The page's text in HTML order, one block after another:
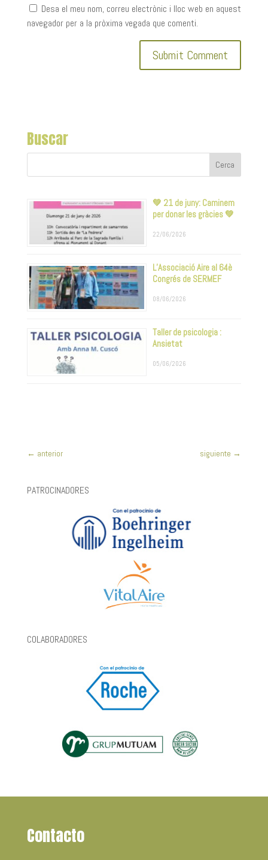
Desa el meu nom, correu electrònic i lloc web en aquest
navegador per a la pròxima vegada que comenti.
Buscar
💚 21 de juny: Caminem
per donar les gràcies 💚
22/06/2026
L’Associació Aire al 64è
Congrés de SERMEF
08/06/2026
Taller de psicologia :
Ansietat
05/06/2026
← anterior siguiente →
PATROCINADORES
COLABORADORES
Contacto